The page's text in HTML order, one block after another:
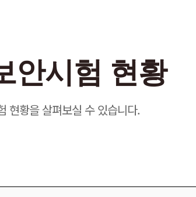
안시험 현황
현황을 살펴보실 수 있습니다.